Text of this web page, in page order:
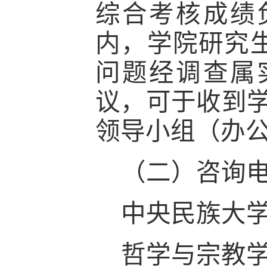
综合考核成绩
内，学院研究
问题经调查属
议，可于收到
领导小组（办
（二）咨询
中央民族大
哲学与宗教